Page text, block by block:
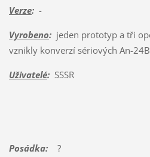
Verze:-
Vyrobeno:jeden prototyp a tři
vznikly konverzí sériových An-
Uživatelé:SSSR
Posádka:?